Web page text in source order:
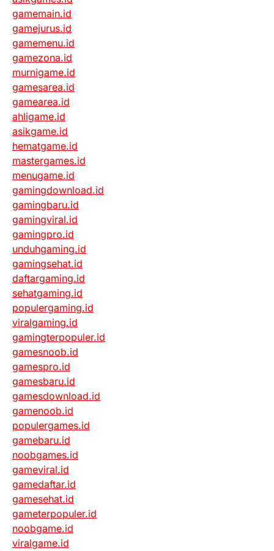
gamemain.id
gamejurus.id
gamemenu.id
gamezona.id
murnigame.id
gamesarea.id
gamearea.id
ahligame.id
asikgame.id
hematgame.id
mastergames.id
menugame.id
gamingdownload.id
gamingbaru.id
gamingviral.id
gamingpro.id
unduhgaming.id
gamingsehat.id
daftargaming.id
sehatgaming.id
populergaming.id
viralgaming.id
gamingterpopuler.id
gamesnoob.id
gamespro.id
gamesbaru.id
gamesdownload.id
gamenoob.id
populergames.id
gamebaru.id
noobgames.id
gameviral.id
gamedaftar.id
gamesehat.id
gameterpopuler.id
noobgame.id
viralgame.id